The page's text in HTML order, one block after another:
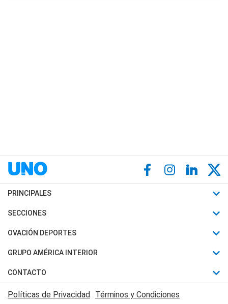
PRINCIPALES
Últimas Noticias
Política
Judiciales
Economia
SECCIONES
Horóscopo
Motores
Trucos caseros
Series y Películas
OVACIÓN DEPORTES
Fútbol
Mundial
Automovilismo
Rugby
GRUPO AMÉRICA INTERIOR
Canal 7 en Vivo
CONTACTO
Acerca de Nosotros
Políticas de Privacidad Términos y Condiciones